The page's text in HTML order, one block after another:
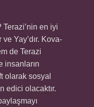
Terazi’nin en iyi
Yay’dır. Kova-
de Terazi
insanların
olarak sosyal
edici olacaktır.